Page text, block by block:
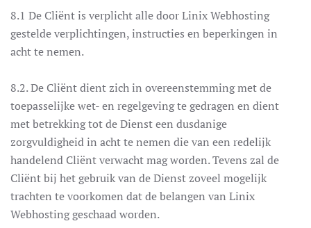
8.1 De Cliënt is verplicht alle door Linix Webhosting
gestelde verplichtingen, instructies en beperkingen in
acht te nemen.
8.2. De Cliënt dient zich in overeenstemming met de
toepasselijke wet- en regelgeving te gedragen en dient
met betrekking tot de Dienst een dusdanige
zorgvuldigheid in acht te nemen die van een redelijk
handelend Cliënt verwacht mag worden. Tevens zal de
Cliënt bij het gebruik van de Dienst zoveel mogelijk
trachten te voorkomen dat de belangen van Linix
Webhosting geschaad worden.